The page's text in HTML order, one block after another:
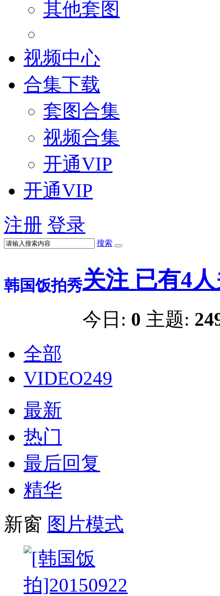
其他套图
视频中心
合集下载
套图合集
视频合集
开通VIP
开通VIP
注册 登录
搜索
韩国饭拍秀关注 已有4
今日: 0 主题:
全部
VIDEO249
最新
热门
最后回复
精华
新窗 图片模式